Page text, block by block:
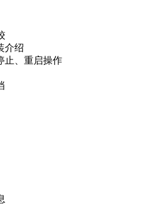
介绍
止、重启操作